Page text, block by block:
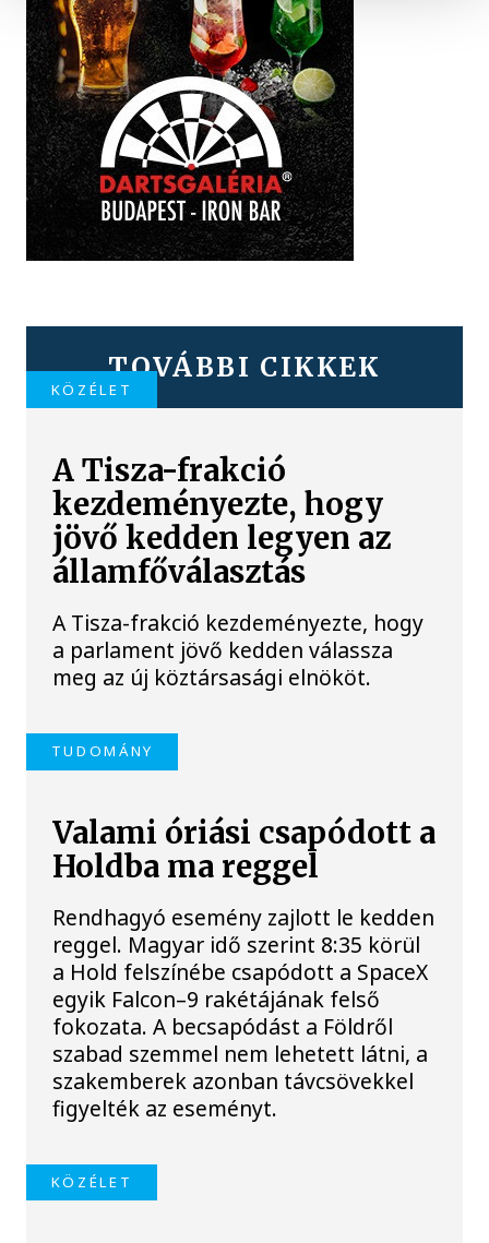
TOVÁBBI CIKKEK
KÖZÉLET
A Tisza-frakció
kezdeményezte, hogy
jövő kedden legyen az
államfőválasztás
A Tisza-frakció kezdeményezte, hogy
a parlament jövő kedden válassza
meg az új köztársasági elnököt.
TUDOMÁNY
Valami óriási csapódott a
Holdba ma reggel
Rendhagyó esemény zajlott le kedden
reggel. Magyar idő szerint 8:35 körül
a Hold felszínébe csapódott a SpaceX
egyik Falcon–9 rakétájának felső
fokozata. A becsapódást a Földről
szabad szemmel nem lehetett látni, a
szakemberek azonban távcsövekkel
figyelték az eseményt.
KÖZÉLET